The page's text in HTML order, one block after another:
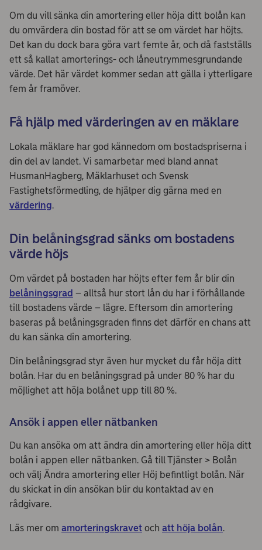
Om du vill sänka din amortering eller höja ditt bolån kan
du omvärdera din bostad för att se om värdet har höjts.
Det kan du dock bara göra vart femte år, och då fastställs
ett så kallat amorterings- och låneutrymmesgrundande
värde. Det här värdet kommer sedan att gälla i ytterligare
fem år framöver.
Få hjälp med värderingen av en mäklare
Lokala mäklare har god kännedom om bostadspriserna i
din del av landet. Vi samarbetar med bland annat
HusmanHagberg, Mäklarhuset och Svensk
Fastighetsförmedling, de hjälper dig gärna med en
värdering.
Din belåningsgrad sänks om bostadens
värde höjs
Om värdet på bostaden har höjts efter fem år blir din
belåningsgrad – alltså hur stort lån du har i förhållande
till bostadens värde – lägre. Eftersom din amortering
baseras på belåningsgraden finns det därför en chans att
du kan sänka din amortering.
Din belåningsgrad styr även hur mycket du får höja ditt
bolån. Har du en belåningsgrad på under 80 % har du
möjlighet att höja bolånet upp till 80 %.
Ansök i appen eller nätbanken
Du kan ansöka om att ändra din amortering eller höja ditt
bolån i appen eller nätbanken. Gå till Tjänster > Bolån
och välj Ändra amortering eller Höj befintligt bolån. När
du skickat in din ansökan blir du kontaktad av en
rådgivare.
Läs mer om amorteringskravet och att höja bolån.